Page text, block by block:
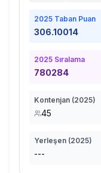
2025 Taban Puan
306.10014
2025 Sıralama
780284
Kontenjan (2025)
45
Yerleşen (2025)
---